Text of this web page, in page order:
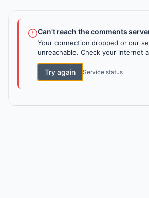
Can't reach the comments
Your connection dropped or our
unreachable. Check your internet
Try again Service status